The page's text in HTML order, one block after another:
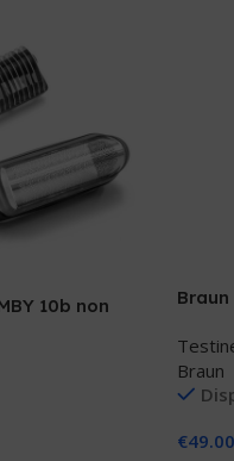
10b non
Braun
€49.00